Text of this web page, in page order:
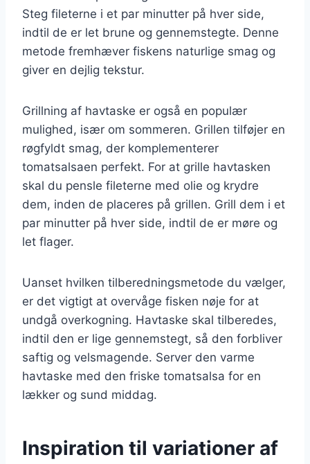
Steg fileterne i et par minutter på hver side,
indtil de er let brune og gennemstegte. Denne
metode fremhæver fiskens naturlige smag og
giver en dejlig tekstur.
Grillning af havtaske er også en populær
mulighed, især om sommeren. Grillen tilføjer en
røgfyldt smag, der komplementerer
tomatsalsaen perfekt. For at grille havtasken
skal du pensle fileterne med olie og krydre
dem, inden de placeres på grillen. Grill dem i et
par minutter på hver side, indtil de er møre og
let flager.
Uanset hvilken tilberedningsmetode du vælger,
er det vigtigt at overvåge fisken nøje for at
undgå overkogning. Havtaske skal tilberedes,
indtil den er lige gennemstegt, så den forbliver
saftig og velsmagende. Server den varme
havtaske med den friske tomatsalsa for en
lækker og sund middag.
Inspiration til variationer af